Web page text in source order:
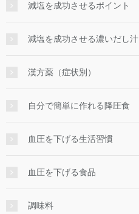
減塩を成功させるポイント
減塩を成功させる濃いだし汁
漢方薬（症状別）
自分で簡単に作れる降圧食
血圧を下げる生活習慣
血圧を下げる食品
調味料